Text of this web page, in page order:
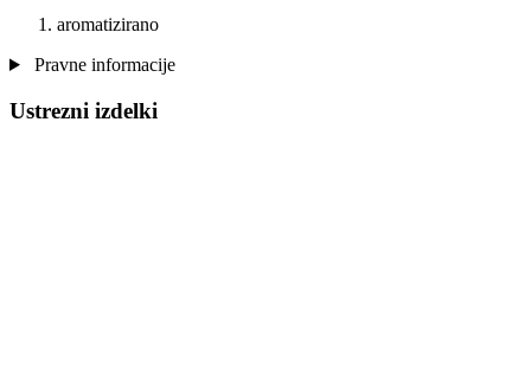
aromatizirano
Pravne informacije
Ustrezni izdelki